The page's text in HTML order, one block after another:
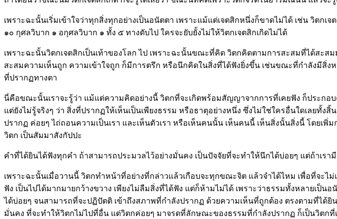
เพราะฉะนั้นเริ่มเข้าใจว่าทุกสิ่งทุกอย่างเป็นอนัตตา เพราะแม้แต่เจตสิกหนึ่งก็ขาดไม่ได้ เช่น วิต
๑๐ กุศลวิบาก ๑ อกุศลวิบาก ๑ ทั้ง ๕ ทางดับไป ใครจะยับยั้งไม่ให้วิตกเจตสิกเกิดไม่ได้
เพราะฉะนั้นวิตกเจตสิกเป็นเท้าของโลก ไป เพราะฉะนั้นขณะที่คิด วิตกคิดตามการสะสมที่ได้สะ
สะสมความเห็นถูก ความเข้าใจถูก ก็มีการตรึก หรือนึกคิดในสิ่งที่ได้ฟังยิ่งขึ้น เช่นขณะที่กำลังมีสิ่
ที่ปรากฏทางตา
นี่คือขณะนั้นเราจะรู้ว่า แม้แต่ความคิดอย่างนี้ วิตกที่จะเกิดพร้อมสัญญาจากการที่เคยฟัง ก็ประกอ
แต่ยังไม่รู้จริงๆ ว่า สิ่งที่ปรากฏให้เห็นเป็นเพียงธรรม หรือธาตุอย่างหนึ่ง ซึ่งไม่ใช่ใครอื่นใดเลยทั้ง
ปรากฏ ค่อยๆ ไถ่ถอนความเป็นเรา และเห็นตัวเรา หรือเห็นคนนั้น เห็นคนนี้ เห็นสิ่งนั้นสิ่งนี้ โดยเพิ่
วิตก เป็นสัมมาสังกัปปะ
คำที่ได้ยินได้ฟังทุกคำ ถ้าสามารถประมวลไว้อย่างมั่นคง เป็นปัจจัยที่จะทำให้นึกได้บ่อยๆ แต่ถ้าเร
เพราะฉะนั้นเมื่อวานนี้ วิตกทำหน้าที่อย่างที่กล่าวแล้วเกือบจะทุกขณะจิต แล้วจำได้ไหม เพื่อที่จะ
ฟัง เป็นไปได้มากมายกว้างขวาง เพียงไม่ลืมสิ่งที่ได้ฟัง แต่ก็ห้ามไม่ได้ เพราะว่าธรรมทั้งหลายเป็
ได้บ่อยๆ จนสามารถที่จะปฏิปัตติ เข้าถึงสภาพที่กำลังปรากฏ ด้วยความเห็นที่ถูกต้อง ตรงตามที่ได้
มั่นคง ที่จะทำให้วิตกไม่ไปที่อื่น แต่วิตกค่อยๆ มาจรดที่ลักษณะของธรรมที่กำลังปรากฏ ก็เป็นวิตก